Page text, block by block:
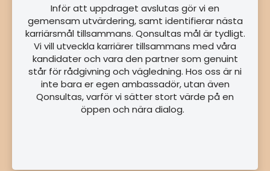
Inför att uppdraget avslutas gör vi en
gemensam utvärdering, samt identifierar nästa
karriärsmål tillsammans. Qonsultas mål är tydligt.
Vi vill utveckla karriärer tillsammans med våra
kandidater och vara den partner som genuint
står för rådgivning och vägledning. Hos oss är ni
inte bara er egen ambassadör, utan även
Qonsultas, varför vi sätter stort värde på en
öppen och nära dialog.